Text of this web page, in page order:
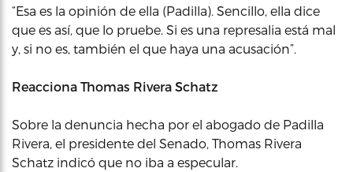
“Esa es la opinión de ella (Padilla). Sencillo, ella dice
que es así, que lo pruebe. Si es una represalia está mal
y, si no es, también el que haya una acusación”.
Reacciona Thomas Rivera Schatz
Sobre la denuncia hecha por el abogado de Padilla
Rivera, el presidente del Senado, Thomas Rivera
Schatz indicó que no iba a especular.